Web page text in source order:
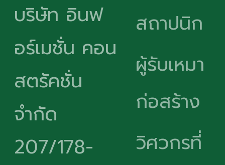
บริษัท อินฟ
อร์เมชั่น คอน
สตรัคชั่น
จำกัด
207/178-
สถาปนิก
ผู้รับเหมา
ก่อสร้าง
วิศวกรที่